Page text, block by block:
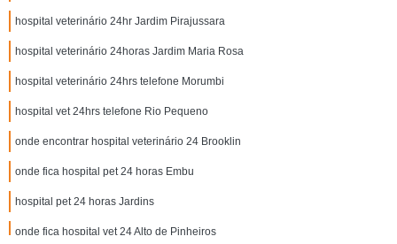
hospital veterinário 24hr Jardim Pirajussara
hospital veterinário 24horas Jardim Maria Rosa
hospital veterinário 24hrs telefone Morumbi
hospital vet 24hrs telefone Rio Pequeno
onde encontrar hospital veterinário 24 Brooklin
onde fica hospital pet 24 horas Embu
hospital pet 24 horas Jardins
onde fica hospital vet 24 Alto de Pinheiros